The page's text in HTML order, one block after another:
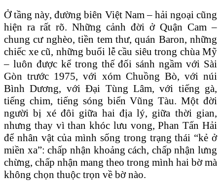
Ở tầng này, đường biên Việt Nam – hải ngoại cũng
hiện ra rất rõ. Những cảnh đời ở Quận Cam –
chung cư nghèo, tiền tem thư, quán Baron, những
chiếc xe cũ, những buổi lễ cầu siêu trong chùa Mỹ
– luôn được kể trong thế đối sánh ngầm với Sài
Gòn trước 1975, với xóm Chuồng Bò, với núi
Bình Dương, với Đại Tùng Lâm, với tiếng gà,
tiếng chim, tiếng sóng biển Vũng Tàu. Một đời
người bị xé đôi giữa hai địa lý, giữa thời gian,
nhưng thay vì than khóc lưu vong, Phan Tấn Hải
để nhân vật của mình sống trong trạng thái “kẻ ở
miền xa”: chấp nhận khoảng cách, chấp nhận lưng
chừng, chấp nhận mang theo trong mình hai bờ mà
không chọn thuộc trọn về bờ nào.